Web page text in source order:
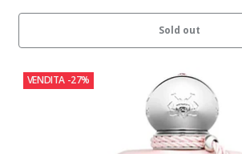
Sold out
VENDITA -27%